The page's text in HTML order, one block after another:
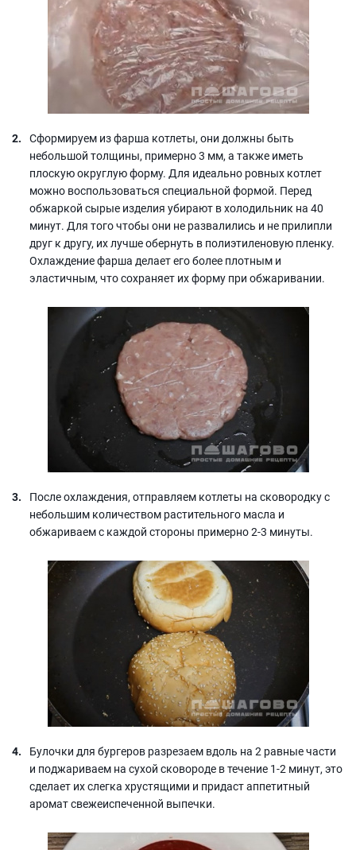
Сформируем из фарша котлеты, они должны быть
небольшой толщины, примерно 3 мм, а также иметь
плоскую округлую форму. Для идеально ровных котлет
можно воспользоваться специальной формой. Перед
обжаркой сырые изделия убирают в холодильник на 40
минут. Для того чтобы они не развалились и не прилипли
друг к другу, их лучше обернуть в полиэтиленовую пленку.
Охлаждение фарша делает его более плотным и
эластичным, что сохраняет их форму при обжаривании.
После охлаждения, отправляем котлеты на сковородку с
небольшим количеством растительного масла и
обжариваем с каждой стороны примерно 2-3 минуты.
Булочки для бургеров разрезаем вдоль на 2 равные части
и поджариваем на сухой сковороде в течение 1-2 минут, это
сделает их слегка хрустящими и придаст аппетитный
аромат свежеиспеченной выпечки.